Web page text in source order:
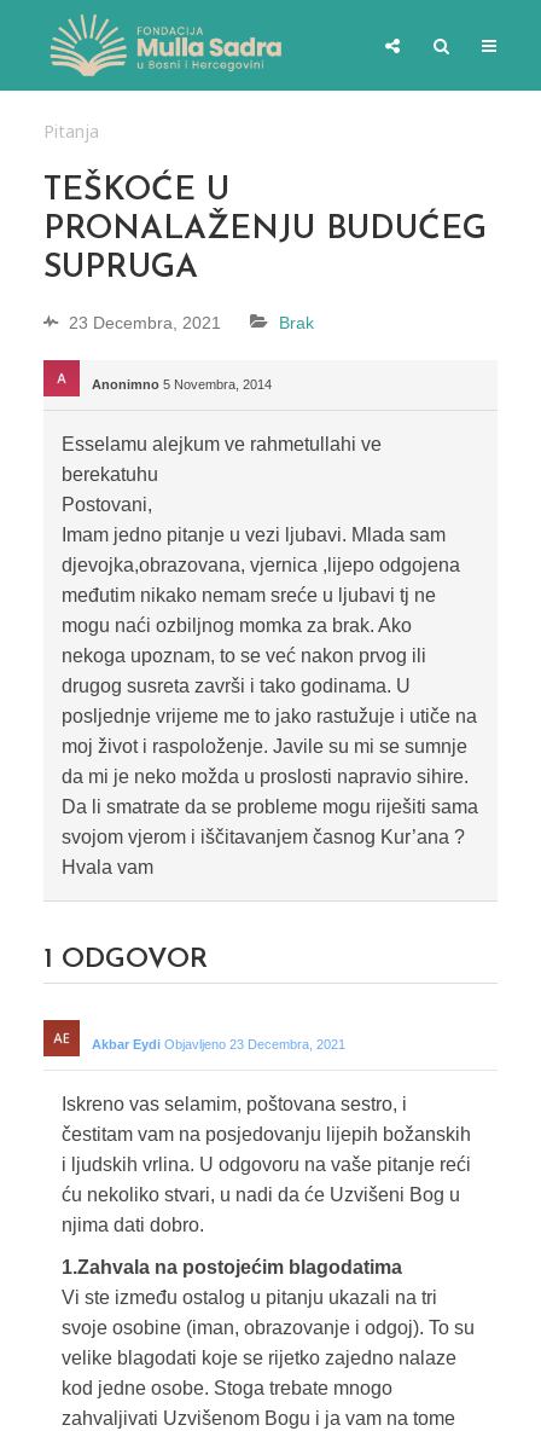
Pitanja
TEŠKOĆE U
PRONALAŽENJU BUDUĆEG
SUPRUGA
23 Decembra, 2021 Brak
Anonimno 5 Novembra, 2014
Esselamu alejkum ve rahmetullahi ve
berekatuhu
Postovani,
Imam jedno pitanje u vezi ljubavi. Mlada sam
djevojka,obrazovana, vjernica ,lijepo odgojena
međutim nikako nemam sreće u ljubavi tj ne
mogu naći ozbiljnog momka za brak. Ako
nekoga upoznam, to se već nakon prvog ili
drugog susreta završi i tako godinama. U
posljednje vrijeme me to jako rastužuje i utiče na
moj život i raspoloženje. Javile su mi se sumnje
da mi je neko možda u proslosti napravio sihire.
Da li smatrate da se probleme mogu riješiti sama
svojom vjerom i iščitavanjem časnog Kur’ana ?
Hvala vam
1 ODGOVOR
Akbar Eydi Objavljeno 23 Decembra, 2021
Iskreno vas selamim, poštovana sestro, i
čestitam vam na posjedovanju lijepih božanskih
i ljudskih vrlina. U odgovoru na vaše pitanje reći
ću nekoliko stvari, u nadi da će Uzvišeni Bog u
njima dati dobro.
1.Zahvala na postojećim blagodatima
Vi ste između ostalog u pitanju ukazali na tri
svoje osobine (iman, obrazovanje i odgoj). To su
velike blagodati koje se rijetko zajedno nalaze
kod jedne osobe. Stoga trebate mnogo
zahvaljivati Uzvišenom Bogu i ja vam na tome